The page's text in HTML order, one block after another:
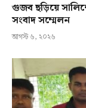
গুজব ছড়িয়ে
সংবাদ সম্মেলন
আগস্ট ৬, ২০২৬